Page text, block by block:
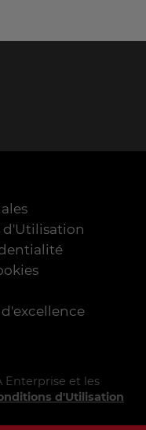
d'Utilisation
Enterprise et les
d'Utilisation